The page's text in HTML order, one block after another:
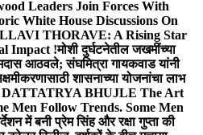
Leaders Join Forces With
White House Discussions On
THORAVE: A Rising Star
Impact !मोशी दुर्घटनेतील जखमींच्या
आठवले; संघमित्रा गायकवाड यांनी
शासनाच्या योजनांचा लाभ
BHUJLE The Art
Men Follow Trends. Some Men
में बनी प्रेम सिंह और रक्षा गुप्ता की